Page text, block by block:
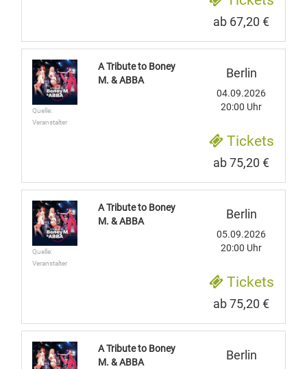
ab 67,20 €
Quelle:
Veranstalter
A Tribute to Boney
M. & ABBA
Berlin
04.09.2026
20:00 Uhr
Tickets
ab 75,20 €
Quelle:
Veranstalter
A Tribute to Boney
M. & ABBA
Berlin
05.09.2026
20:00 Uhr
Tickets
ab 75,20 €
A Tribute to Boney
M. & ABBA
Berlin